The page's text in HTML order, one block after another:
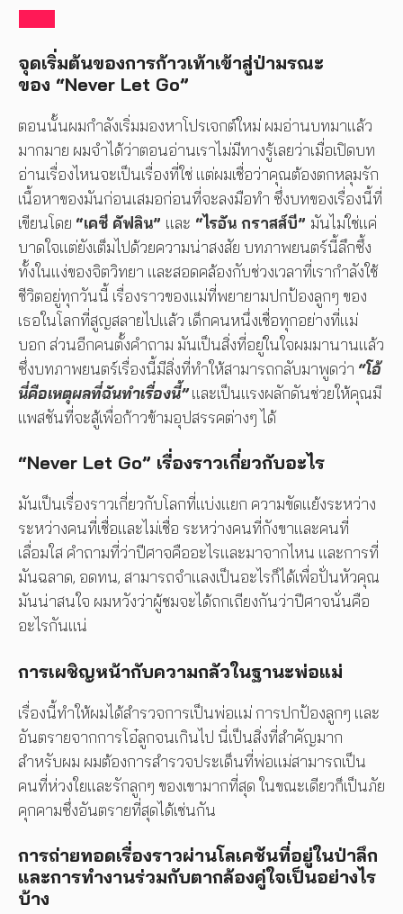
จุดเริ่มต้นของการก้าวเท้าเข้าสู่ป่ามรณะ
ของ “Never Let Go”
ตอนนั้นผมกำลังเริ่มมองหาโปรเจกต์ใหม่ ผมอ่านบทมาแล้ว
มากมาย ผมจำได้ว่าตอนอ่านเราไม่มีทางรู้เลยว่าเมื่อเปิดบท
อ่านเรื่องไหนจะเป็นเรื่องที่ใช่ แต่ผมเชื่อว่าคุณต้องตกหลุมรัก
เนื้อหาของมันก่อนเสมอก่อนที่จะลงมือทำ ซึ่งบทของเรื่องนี้ที่
เขียนโดย “เคซี คัฟลิน” และ “ไรอัน กราสส์บี” มันไม่ใช่แค่
บาดใจแต่ยังเต็มไปด้วยความน่าสงสัย บทภาพยนตร์นี้ลึกซึ้ง
ทั้งในแง่ของจิตวิทยา และสอดคล้องกับช่วงเวลาที่เรากำลังใช้
ชีวิตอยู่ทุกวันนี้ เรื่องราวของแม่ที่พยายามปกป้องลูกๆ ของ
เธอในโลกที่สูญสลายไปแล้ว เด็กคนหนึ่งเชื่อทุกอย่างที่แม่
บอก ส่วนอีกคนตั้งคำถาม มันเป็นสิ่งที่อยู่ในใจผมมานานแล้ว
ซึ่งบทภาพยนตร์เรื่องนี้มีสิ่งที่ทำให้สามารถกลับมาพูดว่า “โอ้
นี่คือเหตุผลที่ฉันทำเรื่องนี้”และเป็นแรงผลักดันช่วยให้คุณมี
แพสชันที่จะสู้เพื่อก้าวข้ามอุปสรรคต่างๆ ได้
“Never Let Go” เรื่องราวเกี่ยวกับอะไร
มันเป็นเรื่องราวเกี่ยวกับโลกที่แบ่งแยก ความขัดแย้งระหว่าง
ระหว่างคนที่เชื่อและไม่เชื่อ ระหว่างคนที่กังขาและคนที่
เลื่อมใส คำถามที่ว่าปีศาจคืออะไรและมาจากไหน และการที่
มันฉลาด, อดทน, สามารถจำแลงเป็นอะไรก็ได้เพื่อปั่นหัวคุณ
มันน่าสนใจ ผมหวังว่าผู้ชมจะได้ถกเถียงกันว่าปีศาจนั่นคือ
อะไรกันแน่
การเผชิญหน้ากับความกลัวในฐานะพ่อแม่
เรื่องนี้ทำให้ผมได้สำรวจการเป็นพ่อแม่ การปกป้องลูกๆ และ
อันตรายจากการโอ๋ลูกจนเกินไป นี่เป็นสิ่งที่สำคัญมาก
สำหรับผม ผมต้องการสำรวจประเด็นที่พ่อแม่สามารถเป็น
คนที่ห่วงใยและรักลูกๆ ของเขามากที่สุด ในขณะเดียวก็เป็นภัย
คุกคามซึ่งอันตรายที่สุดได้เช่นกัน
การถ่ายทอดเรื่องราวผ่านโลเคชันที่อยู่ในป่าลึก
และการทำงานร่วมกับตากล้องคู่ใจเป็นอย่างไร
บ้าง